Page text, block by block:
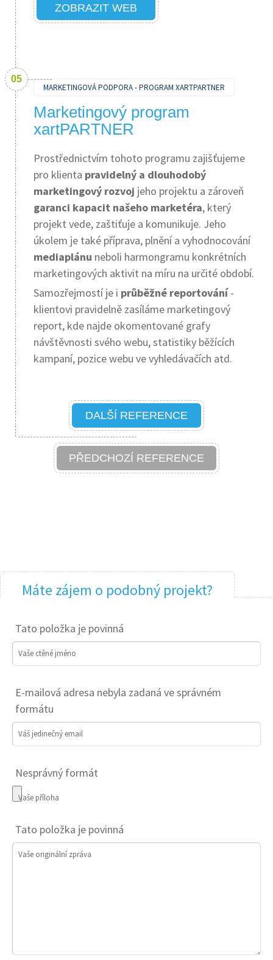
ZOBRAZIT WEB
MARKETINGOVÁ PODPORA - PROGRAM XARTPARTNER
Marketingový program
xartPARTNER
Prostřednictvím tohoto programu zajišťujeme
pro klienta pravidelný a dlouhodobý
marketingový rozvoj jeho projektu a zároveň
garanci kapacit našeho marketéra, který
projekt vede, zaštiťuje a komunikuje. Jeho
úkolem je také příprava, plnění a vyhodnocování
mediaplánu neboli harmongramu konkrétních
marketingových aktivit na míru na určité období.
Samozřejmostí je i průběžné reportování-
klientovi pravidelně zasíláme marketingový
report, kde najde okomentované grafy
návštěvnosti svého webu, statistiky běžících
kampaní, pozice webu ve vyhledávačích atd.
PŘEDCHOZÍ REFERENCE
DALŠÍ REFERENCE
Máte zájem o podobný projekt?
Tato položka je povinná
Vaše ctěné jméno
E-mailová adresa nebyla zadaná ve správném
formátu
Váš jedinečný email
Nesprávný formát
Vaše příloha
Tato položka je povinná
Vaše originální zpráva